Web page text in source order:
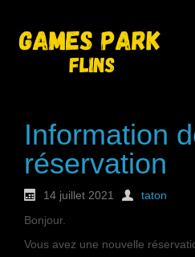
Information
réservation
14 juillet 2021
taton
Bonjour.
Vous avez une nouvelle